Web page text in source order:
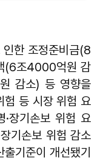
한 조정준비금(8
(6조4000억원 감
감소) 등 영향을
험 등 시장 위험 요
장기손보 위험 요
기손보 위험 감소
기준이 개선됐기